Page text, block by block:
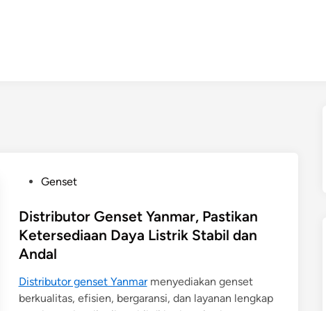
s
t
e
i
n
Genset
Distributor Genset Yanmar, Pastikan
Ketersediaan Daya Listrik Stabil dan
Andal
Distributor genset Yanmarmenyediakan genset
berkualitas, efisien, bergaransi, dan layanan lengkap